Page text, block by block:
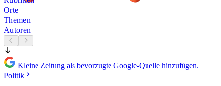
Orte
Themen
Autoren
Kleine Zeitung als bevorzugte Google-Quelle hinzufügen.
Politik